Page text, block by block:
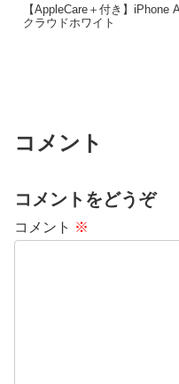
【AppleCare＋付き】iPhone
クラウドホワイト
コメント
コメントをどうぞ
コメント ※